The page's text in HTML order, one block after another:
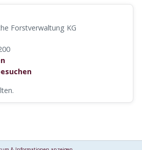
Forstverwaltung KG